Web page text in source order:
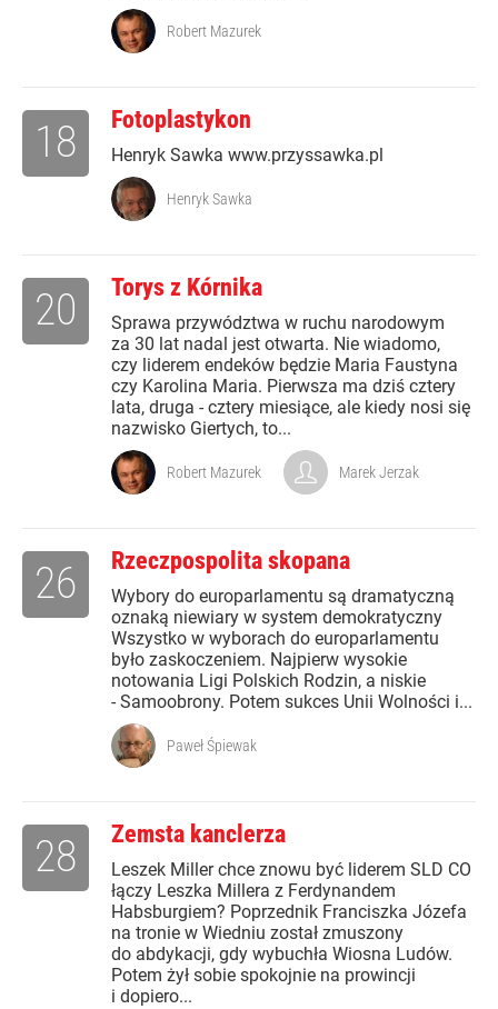
Robert Mazurek
Fotoplastykon
Henryk Sawka www.przyssawka.pl
18
Henryk Sawka
Torys z Kórnika
Sprawa przywództwa w ruchu narodowym
za 30 lat nadal jest otwarta. Nie wiadomo,
czy liderem endeków będzie Maria Faustyna
czy Karolina Maria. Pierwsza ma dziś cztery
lata, druga - cztery miesiące, ale kiedy nosi się
nazwisko Giertych, to...
20
Robert Mazurek Marek Jerzak
Rzeczpospolita skopana
Wybory do europarlamentu są dramatyczną
oznaką niewiary w system demokratyczny
Wszystko w wyborach do europarlamentu
było zaskoczeniem. Najpierw wysokie
notowania Ligi Polskich Rodzin, a niskie
- Samoobrony. Potem sukces Unii Wolności i...
26
Paweł Śpiewak
Zemsta kanclerza
Leszek Miller chce znowu być liderem SLD CO
łączy Leszka Millera z Ferdynandem
Habsburgiem? Poprzednik Franciszka Józefa
na tronie w Wiedniu został zmuszony
do abdykacji, gdy wybuchła Wiosna Ludów.
Potem żył sobie spokojnie na prowincji
i dopiero...
28